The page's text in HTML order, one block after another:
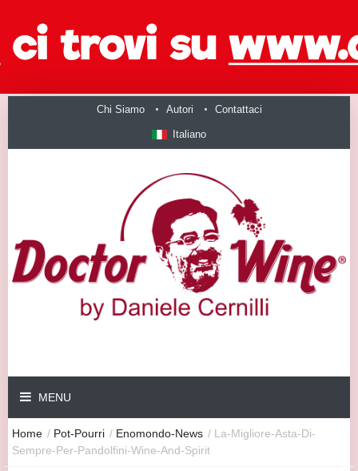
Chi Siamo Autori Contattaci
Italiano
MENU
Home / Pot-Pourri / Enomondo-News / La-Migliore-Asta-Di-
Sempre-Per-Pandolfini-Wine-And-Spirit